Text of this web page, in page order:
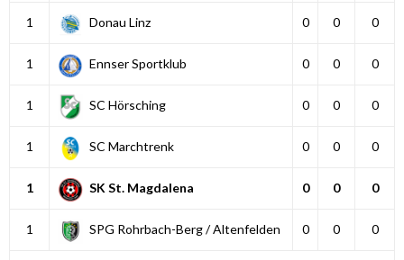
1 Donau Linz 0 0 0
1 Ennser Sportklub 0 0 0
1 SC Hörsching 0 0 0
1 SC Marchtrenk 0 0 0
1 SK St. Magdalena 0 0 0
1 SPG Rohrbach-Berg / Altenfelden 0 0 0